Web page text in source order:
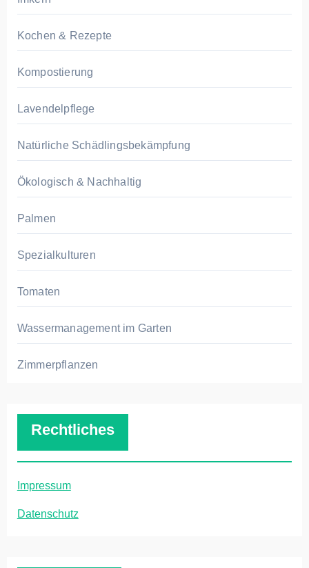
Kochen & Rezepte
Kompostierung
Lavendelpflege
Natürliche Schädlingsbekämpfung
Ökologisch & Nachhaltig
Palmen
Spezialkulturen
Tomaten
Wassermanagement im Garten
Zimmerpflanzen
Rechtliches
Impressum
Datenschutz